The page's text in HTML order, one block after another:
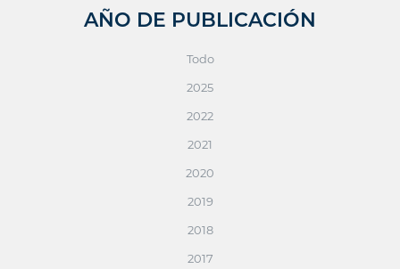
AÑO DE PUBLICACIÓN
Todo
2025
2022
2021
2020
2019
2018
2017